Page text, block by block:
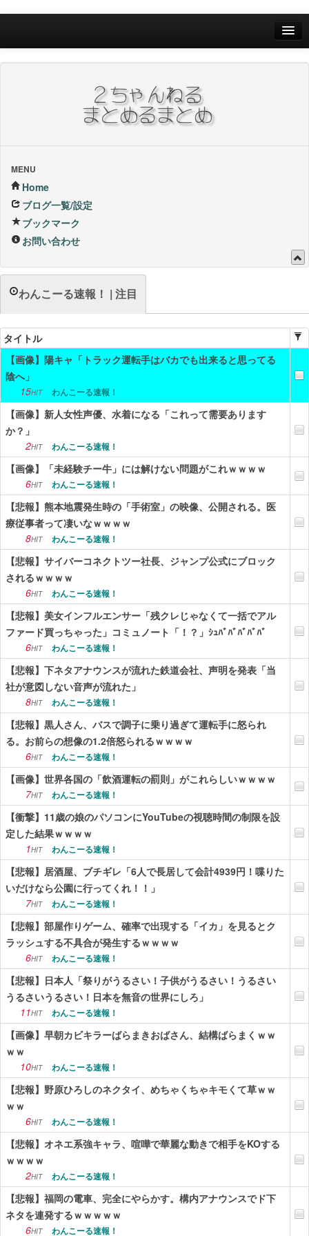
Home
ブックマーク
24Hランキング
昨日のランキング
1週間内ランキング
1ヶ月内ランキング
ニュース
エンタメ
スポーツ
漫画・アニメ
ゲーム
Vtuber
趣味
生活
アダルト
その他
RSS配信一覧
MENU
Home
ブログ一覧/設定
ブックマーク
お問い合わせ
わんこーる速報！ | 注目
タイトル
【画像】陽キャ「トラック運転手はバカでも出来ると思ってる
陰へ」
15HIT わんこーる速報！
【画像】新人女性声優、水着になる「これって需要あります
か？」
2HIT わんこーる速報！
【画像】「未経験チー牛」には解けない問題がこれｗｗｗｗ
6HIT わんこーる速報！
【悲報】熊本地震発生時の「手術室」の映像、公開される。医
療従事者って凄いなｗｗｗｗ
8HIT わんこーる速報！
【悲報】サイバーコネクトツー社長、ジャンプ公式にブロック
されるｗｗｗｗ
6HIT わんこーる速報！
【悲報】美女インフルエンサー「残クレじゃなくて一括でアル
ファード買っちゃった」コミュノート「！？」ｼｭﾊﾞﾊﾞﾊﾞﾊﾞﾊﾞ
6HIT わんこーる速報！
【悲報】下ネタアナウンスが流れた鉄道会社、声明を発表「当
社が意図しない音声が流れた」
8HIT わんこーる速報！
【悲報】黒人さん、バスで調子に乗り過ぎて運転手に怒られ
る。お前らの想像の1.2倍怒られるｗｗｗｗ
6HIT わんこーる速報！
【画像】世界各国の「飲酒運転の罰則」がこれらしいｗｗｗｗ
7HIT わんこーる速報！
【衝撃】11歳の娘のパソコンにYouTubeの視聴時間の制限を設
定した結果ｗｗｗｗ
1HIT わんこーる速報！
【悲報】居酒屋、ブチギレ「6人で長居して会計4939円！喋りた
いだけなら公園に行ってくれ！！」
7HIT わんこーる速報！
【悲報】部屋作りゲーム、確率で出現する「イカ」を見るとク
ラッシュする不具合が発生するｗｗｗｗ
6HIT わんこーる速報！
【悲報】日本人「祭りがうるさい！子供がうるさい！うるさい
うるさいうるさい！日本を無音の世界にしろ」
11HIT わんこーる速報！
【画像】早朝カビキラーばらまきおばさん、結構ばらまくｗｗ
ｗｗ
10HIT わんこーる速報！
【悲報】野原ひろしのネクタイ、めちゃくちゃキモくて草ｗｗ
ｗｗ
6HIT わんこーる速報！
【悲報】オネエ系強キャラ、喧嘩で華麗な動きで相手をKOする
ｗｗｗｗ
2HIT わんこーる速報！
【悲報】福岡の電車、完全にやらかす。構内アナウンスでド下
ネタを連発するｗｗｗｗｗ
6HIT わんこーる速報！